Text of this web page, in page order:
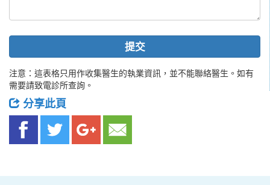
提交
注意：這表格只用作收集醫生的執業資訊，並不能聯絡醫生。如有
需要請致電診所查詢。
分享此頁